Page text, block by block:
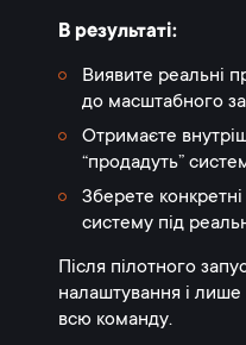
В результаті:
Виявите реальні
до масштабного
Отримаєте
“продадуть”
Зберете конкретні
систему під
Після пілотного
налаштування і
всю команду.